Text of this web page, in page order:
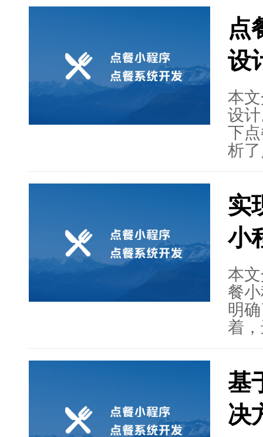
案
章
设
益
提
程
点
设
本
设
下
析
在
重
用
理
动
与
率。
实
小
本
餐
明
着
序
括
和
基
决